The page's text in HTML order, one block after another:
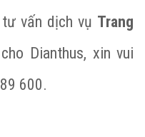
vấn dịch vụ Trang
Dianthus, xin vui
600.